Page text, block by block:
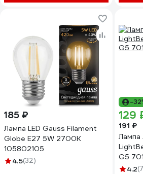
185 ₽
Лампа LED Gauss Filament
Globe E27 5W 2700K
105802105
4.5(32)
-
129
191 ₽
Лампа
G5
4.2